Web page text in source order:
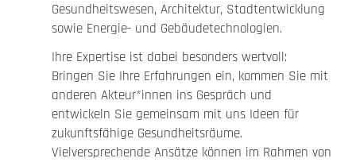
Gesundheitswesen, Architektur, Stadtentwicklung
sowie Energie- und Gebäudetechnologien.
Ihre Expertise ist dabei besonders wertvoll:
Bringen Sie Ihre Erfahrungen ein, kommen Sie mit
anderen Akteur*innen ins Gespräch und
entwickeln Sie gemeinsam mit uns Ideen für
zukunftsfähige Gesundheitsräume.
Vielversprechende Ansätze können im Rahmen von